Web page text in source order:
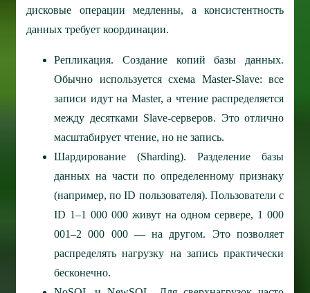
дисковые операции медленны, а консистентность
данных требует координации.
Репликация. Создание копий базы данных.
Обычно используется схема Master-Slave: все
записи идут на Master, а чтение распределяется
между десятками Slave-серверов. Это отлично
масштабирует чтение, но не запись.
Шардирование (Sharding). Разделение базы
данных на части по определенному признаку
(например, по ID пользователя). Пользователи с
ID 1–1 000 000 живут на одном сервере, 1 000
001–2 000 000 — на другом. Это позволяет
распределять нагрузку на запись практически
бесконечно.